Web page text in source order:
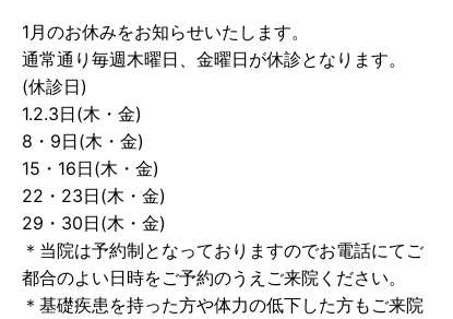
1月のお休みをお知らせいたします。
通常通り毎週木曜日、金曜日が休診となります。
(休診日)
1.2.3日(木・金)
8・9日(木・金)
15・16日(木・金)
22・23日(木・金)
29・30日(木・金)
＊当院は予約制となっておりますのでお電話にてご
都合のよい日時をご予約のうえご来院ください。
＊基礎疾患を持った方や体力の低下した方もご来院